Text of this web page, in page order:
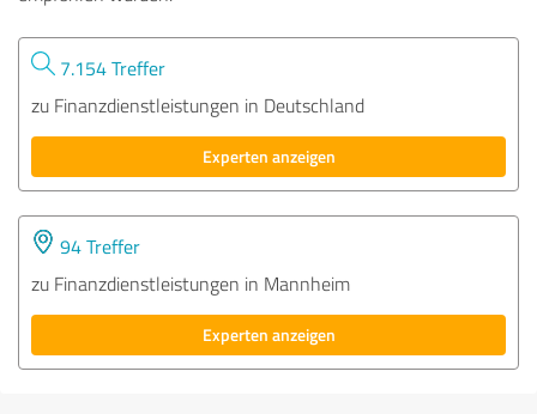
7.154 Treffer
zu Finanzdienstleistungen in Deutschland
Experten anzeigen
94 Treffer
zu Finanzdienstleistungen in Mannheim
Experten anzeigen